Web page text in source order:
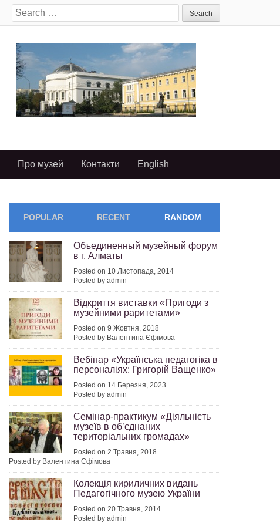
Search
for:
Про музей Контакти English
POPULAR RECENT RANDOM
Объединенный музейный форум
в г. Алматы
Posted on 10 Листопада, 2014
Posted by admin
Відкриття виставки «Пригоди з
музейними раритетами»
Posted on 9 Жовтня, 2018
Posted by Валентина Єфімова
Вебінар «Українська педагогіка в
персоналіях: Григорій Ващенко»
Posted on 14 Березня, 2023
Posted by admin
Семінар-практикум «Діяльність
музеїв в об’єднаних
територіальних громадах»
Posted on 2 Травня, 2018
Posted by Валентина Єфімова
Колекція кириличних видань
Педагогічного музею України
Posted on 20 Травня, 2014
Posted by admin